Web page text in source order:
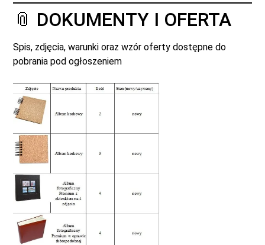
📎 DOKUMENTY I OFERTA
Spis, zdjęcia, warunki oraz wzór oferty dostępne do
pobrania pod ogłoszeniem